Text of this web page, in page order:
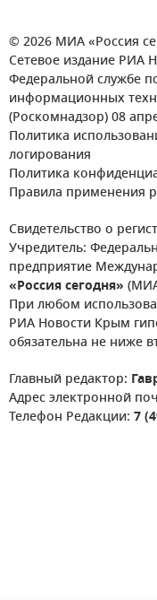
© 2026 МИА «Россия
Сетевое издание РИА
Федеральной службе
информационных
(Роскомнадзор) 08
Политика
логирования
Политика
Правила применения
Свидетельство о
Учредитель:
предприятие
«Россия сегодня»
При любом
РИА Новости Крым
обязательна не ниже
Главный редактор:
Адрес электронной
Телефон Редакции: 7